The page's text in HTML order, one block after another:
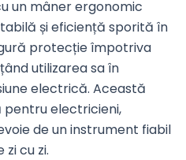
un mâner ergonomic
și eficiență sporită în
protecție împotriva
utilizarea sa în
electrică. Această
electricieni,
de un instrument fiabil
cu zi.